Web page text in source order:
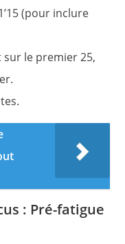
(pour inclure
sur le premier 25,
: Pré-fatigue